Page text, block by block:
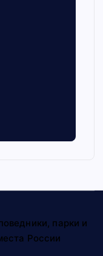
парки и
России